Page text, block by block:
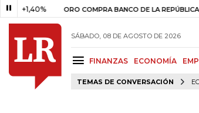
ORO COMPRA BANCO DE LA REPÚBLICA $
SÁBADO, 08 DE AGOSTO DE 2026
FINANZAS ECONOMÍA
TEMAS DE CONVERSACIÓN